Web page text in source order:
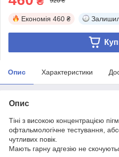
Економія 460 ₴
Опис Характеристики
Опис
Тіні з високою концентрацією
офтальмологічне тестування,
чутливих повік.
Мають гарну адгезію не